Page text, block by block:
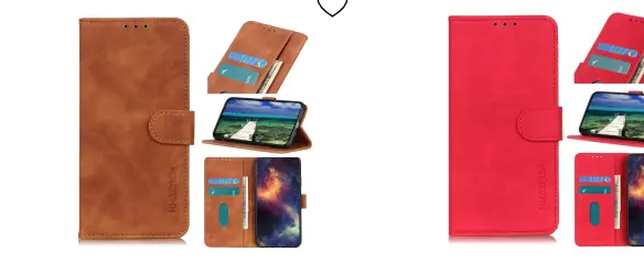
Markera kHAZNEH Motorola Moto